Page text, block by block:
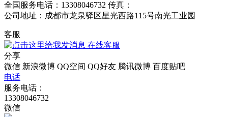
全国服务电话：13308046732 传真：
公司地址：成都市龙泉驿区星光西路115号南光工业园
客服
在线客服
分享
微信 新浪微博 QQ空间 QQ好友 腾讯微博 百度贴吧
电话
服务电话：
13308046732
微信